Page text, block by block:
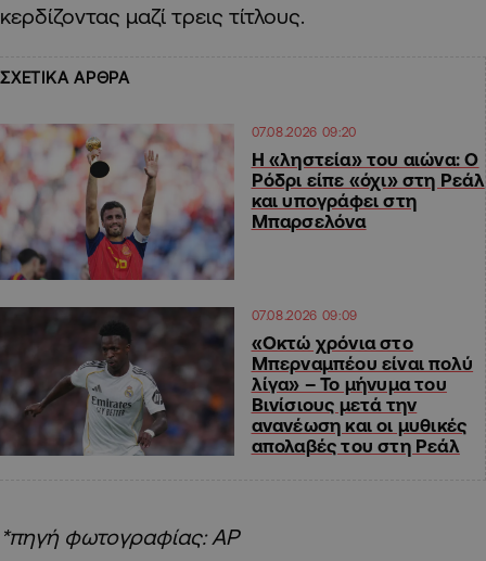
κερδίζοντας μαζί τρεις τίτλους.
ΣΧΕΤΙΚΑ ΑΡΘΡΑ
07.08.2026 09:20
Η «ληστεία» του αιώνα: Ο
Ρόδρι είπε «όχι» στη Ρεάλ
και υπογράφει στη
Μπαρσελόνα
07.08.2026 09:09
«Οκτώ χρόνια στο
Μπερναμπέου είναι πολύ
λίγα» – Το μήνυμα του
Βινίσιους μετά την
ανανέωση και οι μυθικές
απολαβές του στη Ρεάλ
*πηγή φωτογραφίας: AP